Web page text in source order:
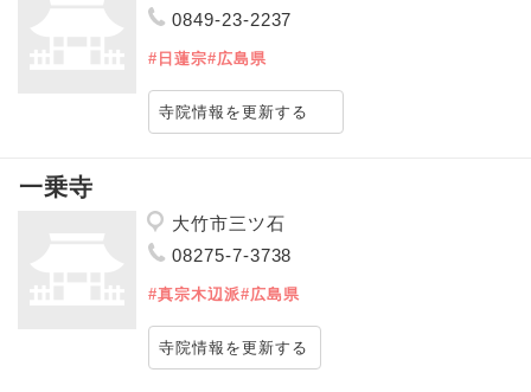
0849-23-2237
#日蓮宗#広島県
寺院情報を更新する
一乗寺
大竹市三ツ石
08275-7-3738
#真宗木辺派#広島県
寺院情報を更新する